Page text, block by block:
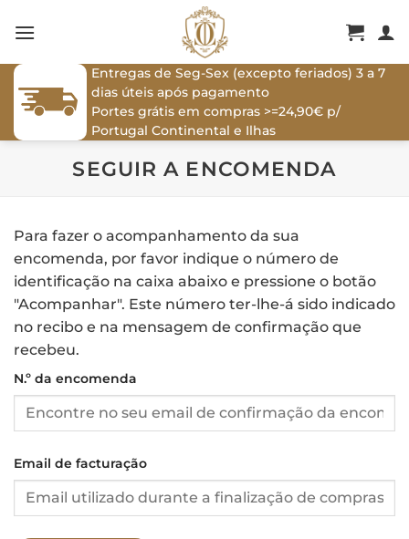
Entregas de Seg-Sex (excepto feriados) 3 a 7
dias úteis após pagamento
Portes grátis em compras >=24,90€ p/
Portugal Continental e Ilhas
SEGUIR A ENCOMENDA
Para fazer o acompanhamento da sua
encomenda, por favor indique o número de
identificação na caixa abaixo e pressione o botão
"Acompanhar". Este número ter-lhe-á sido indicado
no recibo e na mensagem de confirmação que
recebeu.
N.º da encomenda
Email de facturação